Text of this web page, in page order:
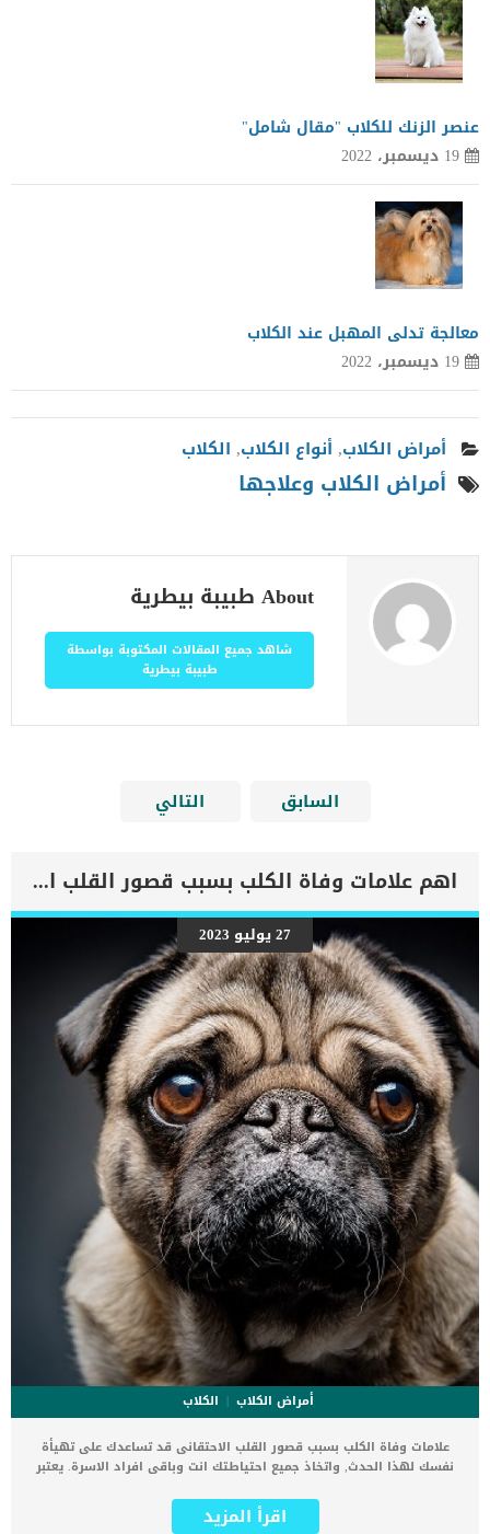
عنصر الزنك للكلاب "مقال شامل"
19 ديسمبر، 2022
معالجة تدلى المهبل عند الكلاب
19 ديسمبر، 2022
أمراض الكلاب, أنواع الكلاب, الكلاب
أمراض الكلاب وعلاجها
About طبيبة بيطرية
شاهد جميع المقالات المكتوبة بواسطة
طبيبة بيطرية
السابق التالي
اهم علامات وفاة الكلب بسبب قصور القلب الاحتقانى
27 يوليو 2023
أمراض الكلاب
الكلاب
علامات وفاة الكلب بسبب قصور القلب الاحتقانى قد تساعدك على تهيأة
نفسك لهذا الحدث, واتخاذ جميع احتياطتك انت وباقى افراد الاسرة. يعتبر
يتعرض لها جميع الكائنات الحية بما فى ذلك الكلاب والقطط. كما ان القلب
يعتبر عضوا رئيسيا فى جسم الكلاب, واى قصور به يعتبر قصور فى باقى
اقرأ المزيد